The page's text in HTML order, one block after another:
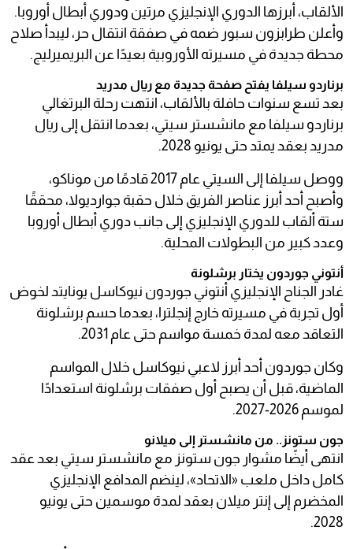
الألقاب، أبرزها الدوري الإنجليزي مرتين ودوري أبطال أوروبا.
وأعلن طرابزون سبور ضمه في صفقة انتقال حر، ليبدأ صلاح
محطة جديدة في مسيرته الأوروبية بعيدًا عن البريميرليج.
برناردو سيلفا يفتح صفحة جديدة مع ريال مدريد
بعد تسع سنوات حافلة بالألقاب، انتهت رحلة البرتغالي
برناردو سيلفا مع مانشستر سيتي، بعدما انتقل إلى ريال
مدريد بعقد يمتد حتى يونيو 2028.
ووصل سيلفا إلى السيتي عام 2017 قادمًا من موناكو،
وأصبح أحد أبرز عناصر الفريق خلال حقبة جوارديولا، محققًا
ستة ألقاب للدوري الإنجليزي إلى جانب دوري أبطال أوروبا
وعدد كبير من البطولات المحلية.
أنتوني جوردون يختار برشلونة
غادر الجناح الإنجليزي أنتوني جوردون نيوكاسل يونايتد لخوض
أول تجربة في مسيرته خارج إنجلترا، بعدما حسم برشلونة
التعاقد معه لمدة خمسة مواسم حتى عام 2031.
وكان جوردون أحد أبرز لاعبي نيوكاسل خلال المواسم
الماضية، قبل أن يصبح أول صفقات برشلونة استعدادًا
لموسم 2026-2027.
جون ستونز.. من مانشستر إلى ميلانو
انتهى أيضًا مشوار جون ستونز مع مانشستر سيتي بعد عقد
كامل داخل ملعب «الاتحاد»، لينضم المدافع الإنجليزي
المخضرم إلى إنتر ميلان بعقد لمدة موسمين حتى يونيو
2028.